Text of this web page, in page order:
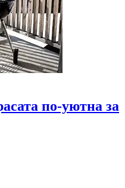
по-уютна за